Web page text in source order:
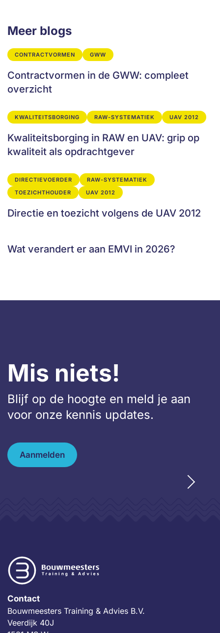
Meer blogs
CONTRACTVORMEN GWW
Contractvormen in de GWW: compleet
overzicht
KWALITEITSBORGING RAW-SYSTEMATIEK UAV 2012
Kwaliteitsborging in RAW en UAV: grip op
kwaliteit als opdrachtgever
DIRECTIEVOERDER
RAW-SYSTEMATIEK
TOEZICHTHOUDER
UAV 2012
Directie en toezicht volgens de UAV 2012
Wat verandert er aan EMVI in 2026?
Mis niets!
Blijf op de hoogte en meld je aan
voor onze kennis updates.
Aanmelden
Contact
Bouwmeesters Training & Advies B.V.
Veerdijk 40J